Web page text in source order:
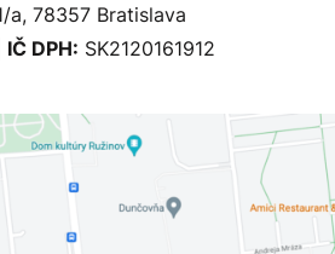
a, 78357 Bratislava
IČ DPH: SK2120161912